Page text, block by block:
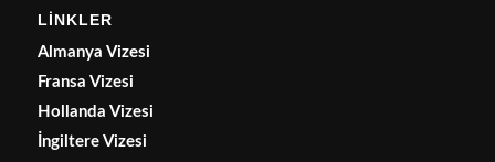
LİNKLER
Almanya Vizesi
Fransa Vizesi
Hollanda Vizesi
İngiltere Vizesi